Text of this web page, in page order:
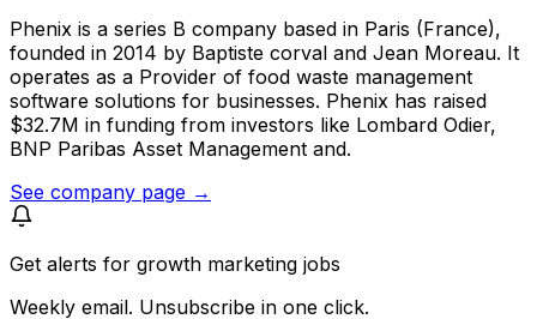
Phenix is a series B company based in Paris (France),
founded in 2014 by Baptiste corval and Jean Moreau. It
operates as a Provider of food waste management
software solutions for businesses. Phenix has raised
$32.7M in funding from investors like Lombard Odier,
BNP Paribas Asset Management and.
See company page →
Get alerts for growth marketing jobs
Weekly email. Unsubscribe in one click.